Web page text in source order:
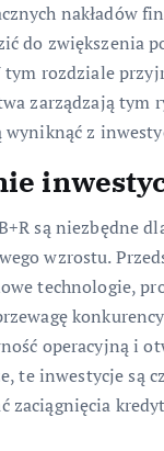
nakładów
do zwiększenia
tym rozdziale
zarządzają tym
wyniknąć z
są niezbędne
wzrostu.
technologie,
operacyjną i
te inwestycje są
zaciągnięcia